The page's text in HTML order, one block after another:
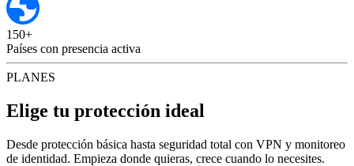
150+
Países con presencia activa
PLANES
Elige tu protección ideal
Desde protección básica hasta seguridad total con VPN y monitoreo
de identidad. Empieza donde quieras, crece cuando lo necesites.